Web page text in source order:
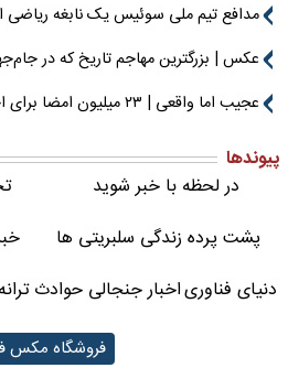
مدافع تیم ملی سوئیس یک نابغه
عکس | بزرگترین مهاجم تاریخ که در
عجیب اما واقعی | ۲۳ میلیون امضا برای اخراج امباپه
پیوندها
در لحظه با خبر شوید
پشت پرده زندگی سلبریتی ها
دنیای فناوریاخبار جنجالی حوادث
فروشگاه مکس